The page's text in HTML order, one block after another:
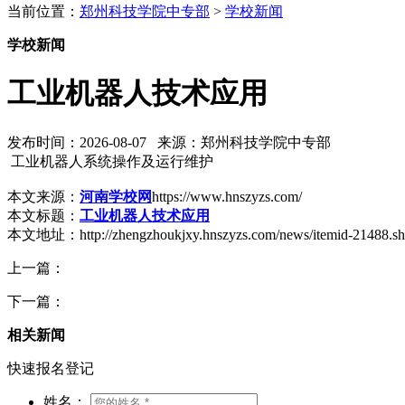
当前位置： 郑州科技学院中专部 > 学校新闻
学校新闻
工业机器人技术应用
发布时间：2026-08-07 来源：郑州科技学院中专部
工业机器人系统操作及运行维护
本文来源： 河南学校网https://www.hnszyzs.com/
本文标题： 工业机器人技术应用
本文地址：http://zhengzhoukjxy.hnszyzs.com/news/itemid-
上一篇：
下一篇：
相关新闻
快速报名登记
姓名：